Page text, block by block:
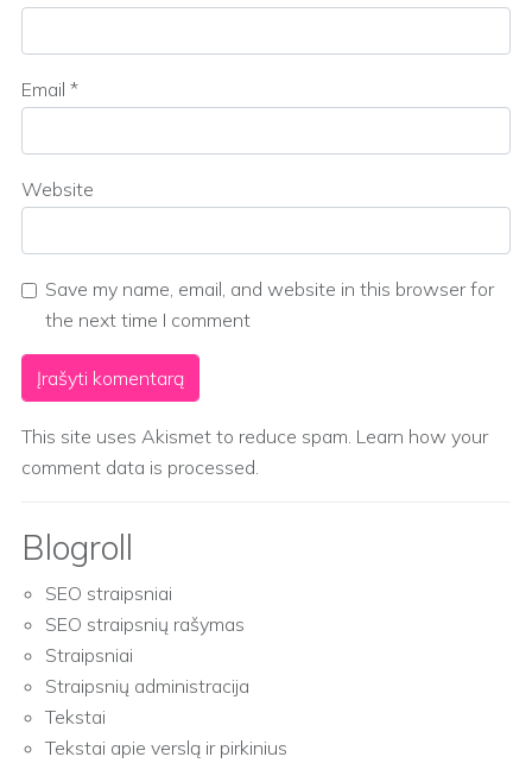
Email *
Website
Save my name, email, and website in this browser for
the next time I comment
This site uses Akismet to reduce spam. Learn how your
comment data is processed.
Blogroll
SEO straipsniai
SEO straipsnių rašymas
Straipsniai
Straipsnių administracija
Tekstai
Tekstai apie verslą ir pirkinius